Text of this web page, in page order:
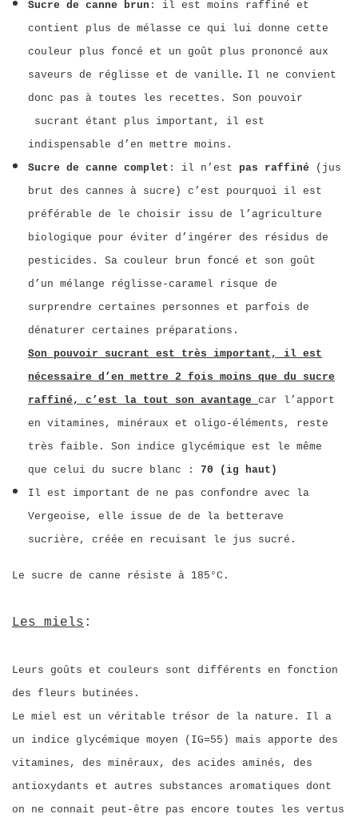
Sucre de canne brun : il est moins raffiné et
contient plus de mélasse ce qui lui donne cette
couleur plus foncé et un goût plus prononcé aux
saveurs de réglisse et de vanille. Il ne convient
donc pas à toutes les recettes. Son pouvoir
sucrant étant plus important, il est
indispensable d’en mettre moins.
Sucre de canne complet : il n’est pas raffiné
(jus
brut des cannes à sucre) c’est pourquoi il est
préférable de le choisir issu de l’agriculture
biologique pour éviter d’ingérer des résidus de
pesticides. Sa couleur brun foncé et son goût
d’un mélange réglisse-caramel risque de
surprendre certaines personnes et parfois de
dénaturer certaines préparations.
Son pouvoir sucrant est très important, il est
nécessaire d’en mettre 2 fois moins que du sucre
raffiné, c’est la tout son avantage car l’apport
en vitamines, minéraux et oligo-éléments, reste
très faible. Son indice glycémique est le même
que celui du sucre blanc :
70 (ig haut)
Il est important de ne pas confondre avec la
Vergeoise, elle issue de de la betterave
sucrière, créée en recuisant le jus sucré.
Le sucre de canne résiste à 185°C.
Les miels :
Leurs goûts et couleurs sont différents en fonction
des fleurs butinées.
Le miel est un véritable trésor de la nature. Il a
un indice glycémique moyen (IG=55) mais apporte des
vitamines, des minéraux, des acides aminés, des
antioxydants et autres substances aromatiques dont
on ne connait peut-être pas encore toutes les vertus